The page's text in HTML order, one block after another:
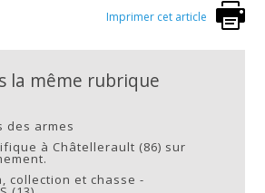
Imprimer cet article
la même rubrique
des armes
à Châtellerault (86) sur
collection et chasse -